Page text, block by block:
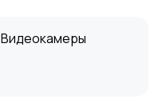
Видеокамеры